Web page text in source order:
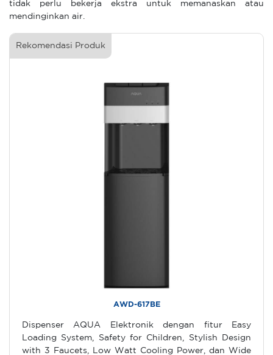
tidak perlu bekerja ekstra untuk memanaskan atau
mendinginkan air.
Rekomendasi Produk
AWD-617BE
Dispenser AQUA Elektronik dengan fitur Easy
Loading System, Safety for Children, Stylish Design
with 3 Faucets, Low Watt Cooling Power, dan Wide